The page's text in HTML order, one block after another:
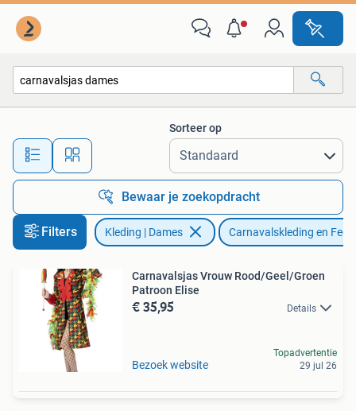
Alle afstanden…
Sorteer op
Bewaar je zoekopdracht
Filters Kleding | Dames Carnavalskleding en
Carnavalsjas Vrouw Rood/Geel/Groen
Patroon Elise
€ 35,95 Details
Bezoek website
Topadvertentie
29 jul 26